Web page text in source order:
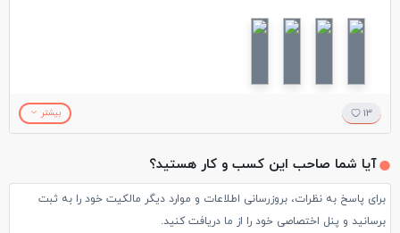
برگر، ساندویچ زبان و یک موهیتو سفارش دادیم. چیز برگر به صورت
داشت اما بیش از حد گریل شده بود و حالت نرمی زبان را نداشت.
بسیار خوب و با احترام بود.
13 بیشتر
آیا شما صاحب این کسب و کار هستید؟
برای پاسخ به نظرات، بروزرسانی اطلاعات و موارد دیگر مالکیت خود را به ثبت
برسانید و پنل اختصاصی خود را از ما دریافت کنید.